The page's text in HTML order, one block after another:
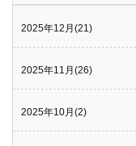
2025年12月(21)
2025年11月(26)
2025年10月(2)